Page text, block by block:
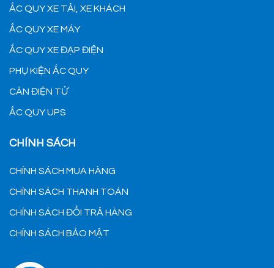
ẮC QUY XE TẢI, XE KHÁCH
ẮC QUY XE MÁY
ẮC QUY XE ĐẠP ĐIỆN
PHỤ KIỆN ẮC QUY
CÂN ĐIỆN TỬ
ẮC QUY UPS
CHÍNH SÁCH
CHÍNH SÁCH MUA HÀNG
CHÍNH SÁCH THANH TOÁN
CHÍNH SÁCH ĐỔI TRẢ HÀNG
CHÍNH SÁCH BẢO MẬT